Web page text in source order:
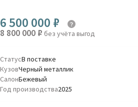
6 500 000 ₽
8 800 000 ₽ без учёта выгод
СтатусВ поставке
КузовЧерный металлик
СалонБежевый
Год производства2025